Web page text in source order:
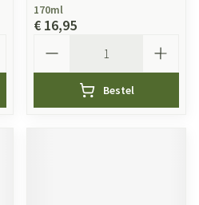
170ml
€ 16,95
Bestel